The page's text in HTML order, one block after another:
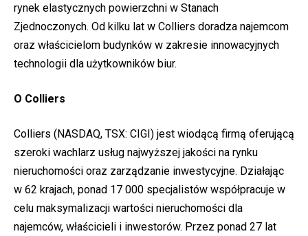
rynek elastycznych powierzchni w Stanach
Zjednoczonych. Od kilku lat w Colliers doradza najemcom
oraz właścicielom budynków w zakresie innowacyjnych
technologii dla użytkowników biur.
O Colliers
Colliers (NASDAQ, TSX: CIGI) jest wiodącą firmą oferującą
szeroki wachlarz usług najwyższej jakości na rynku
nieruchomości oraz zarządzanie inwestycyjne. Działając
w 62 krajach, ponad 17 000 specjalistów współpracuje w
celu maksymalizacji wartości nieruchomości dla
najemców, właścicieli i inwestorów. Przez ponad 27 lat